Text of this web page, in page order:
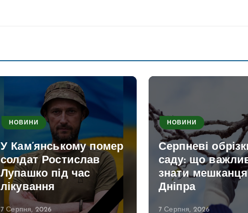
НОВИНИ
У Кам’янському помер
солдат Ростислав
Лупашко під час
лікування
7 Серпня, 2026
НОВИНИ
Серпневі
саду: що
знати
Дніпра
7 Серпня, 2026